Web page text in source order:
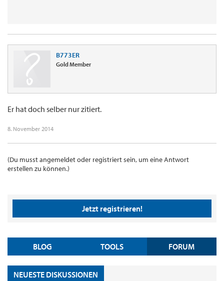
B773ER
Gold Member
Er hat doch selber nur zitiert.
8. November 2014
(Du musst angemeldet oder registriert sein, um eine Antwort
erstellen zu können.)
Jetzt registrieren!
BLOG TOOLS FORUM
NEUESTE DISKUSSIONEN